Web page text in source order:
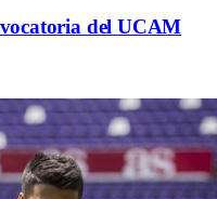
del UCAM